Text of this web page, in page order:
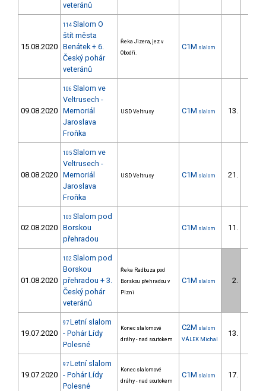
veteránů
15.08.2020
114 Slalom O
štít města
Benátek + 6.
Český pohár
veteránů
Řeka Jizera, jez v
Obodři.
C1M slalom
09.08.2020
106 Slalom ve
Veltrusech -
Memoriál
Jaroslava
Froňka
USD Veltrusy C1M slalom 13.
08.08.2020
105 Slalom ve
Veltrusech -
Memoriál
Jaroslava
Froňka
USD Veltrusy C1M slalom 21.
02.08.2020
103 Slalom pod
Borskou
přehradou
C1M slalom 11.
01.08.2020
102 Slalom pod
Borskou
přehradou + 3.
Český pohár
veteránů
Řeka Radbuza pod
Borskou přehradou v
Plzni
C1M slalom 2.
19.07.2020
97 Letní slalom
- Pohár Lídy
Polesné
Konec slalomové
dráhy - nad soutokem
C2M slalom
VÁLEK Michal
13.
19.07.2020
97 Letní slalom
- Pohár Lídy
Polesné
Konec slalomové
dráhy - nad soutokem
C1M slalom 17.